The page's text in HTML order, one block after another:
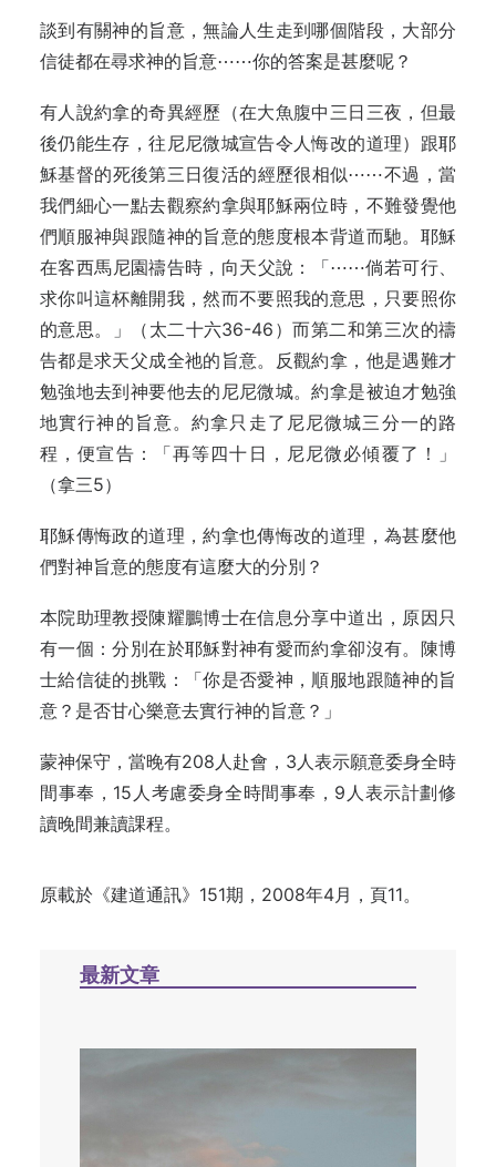
談到有關神的旨意，無論人生走到哪個階段，大部分
信徒都在尋求神的旨意⋯⋯你的答案是甚麼呢？
有人說約拿的奇異經歷（在大魚腹中三日三夜，但最
後仍能生存，往尼尼微城宣告令人悔改的道理）跟耶
穌基督的死後第三日復活的經歷很相似⋯⋯不過，當
我們細心一點去觀察約拿與耶穌兩位時，不難發覺他
們順服神與跟隨神的旨意的態度根本背道而馳。耶穌
在客西馬尼園禱告時，向天父說：「⋯⋯倘若可行、
求你叫這杯離開我，然而不要照我的意思，只要照你
的意思。」（太二十六36-46）而第二和第三次的禱
告都是求天父成全祂的旨意。反觀約拿，他是遇難才
勉強地去到神要他去的尼尼微城。約拿是被迫才勉強
地實行神的旨意。約拿只走了尼尼微城三分一的路
程，便宣告：「再等四十日，尼尼微必傾覆了！」
（拿三5）
耶穌傳悔政的道理，約拿也傳悔改的道理，為甚麼他
們對神旨意的態度有這麼大的分別？
本院助理教授陳耀鵬博士在信息分享中道出，原因只
有一個：分別在於耶穌對神有愛而約拿卻沒有。陳博
士給信徒的挑戰：「你是否愛神，順服地跟隨神的旨
意？是否甘心樂意去實行神的旨意？」
蒙神保守，當晚有208人赴會，3人表示願意委身全時
間事奉，15人考慮委身全時間事奉，9人表示計劃修
讀晚間兼讀課程。
原載於《建道通訊》151期，2008年4月，頁11。
最新文章